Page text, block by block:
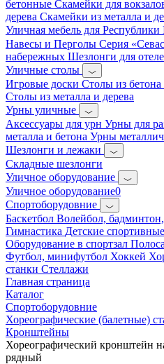
бетонные Скамейки для
дерева Скамейки из металла и
Уличная мебель для
Навесы и Перголы Серия
набережных Шезлонги для
Уличные столы
Игровые доски Столы из бетона
Столы из металла и дерева
Урны уличные
Аксессуары для урн Урны для
металла и бетона Урны
Шезлонги и лежаки
Складные шезлонги
Уличное оборудование
Уличное оборудование0
Спортоборудовние
Баскетбол Волейбол,
Гимнастика Детские
Оборудование в спортзал
Футбол, минифутбол Хоккей
станки Стеллажи
Главная страница
Каталог
Спортоборудовние
Хореографические (балетные)
Кронштейны
Хореографический кронштейн
рядный